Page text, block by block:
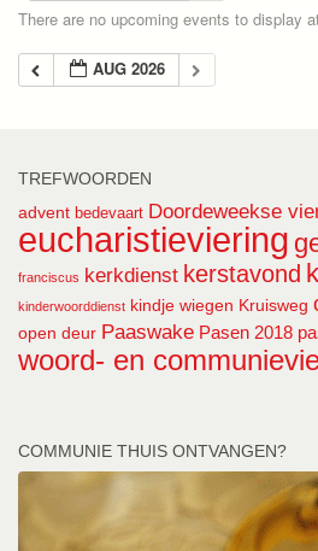
There are no upcoming events to display
AUG 2026
TREFWOORDEN
advent bedevaart Doordeweekse
eucharistieviering
franciscus kerkdienst kerstavond
kinderwoorddienst kindje wiegen Kruisweg
open deur Paaswake Pasen 2018
woord- en
COMMUNIE THUIS ONTVANGEN?